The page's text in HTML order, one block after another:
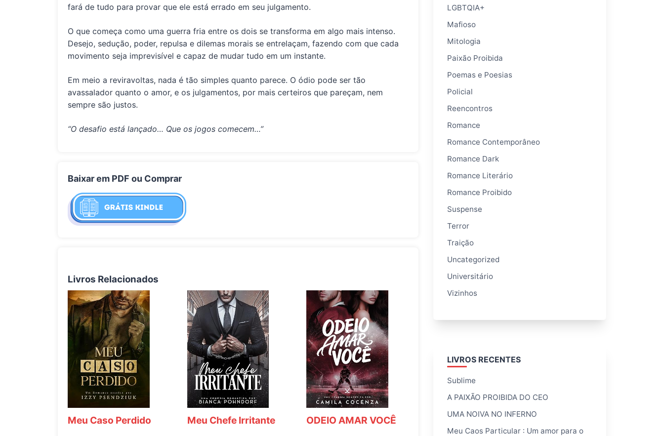
fará de tudo para provar que ele está errado em seu julgamento.
O que começa como uma guerra fria entre os dois se transforma em algo mais intenso.
Desejo, sedução, poder, repulsa e dilemas morais se entrelaçam, fazendo com que cada
movimento seja imprevisível e capaz de mudar tudo em um instante.
Em meio a reviravoltas, nada é tão simples quanto parece. O ódio pode ser tão
avassalador quanto o amor, e os julgamentos, por mais certeiros que pareçam, nem
sempre são justos.
“O desafio está lançado… Que os jogos comecem…”
Baixar em PDF ou Comprar
Livros Relacionados
Meu Caso Perdido Meu Chefe Irritante ODEIO AMAR VOCÊ
LGBTQIA+
Mafioso
Mitologia
Paixão Proibida
Poemas e Poesias
Policial
Reencontros
Romance
Romance Contemporâneo
Romance Dark
Romance Literário
Romance Proibido
Suspense
Terror
Traição
Uncategorized
Universitário
Vizinhos
LIVROS RECENTES
Sublime
A PAIXÃO PROIBIDA DO CEO
UMA NOIVA NO INFERNO
Meu Caos Particular : Um amor para o